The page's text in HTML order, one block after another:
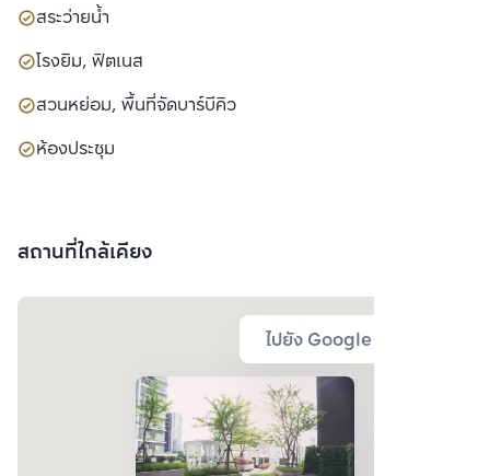
สระว่ายน้ำ
โรงยิม, ฟิตเนส
สวนหย่อม, พื้นที่จัดบาร์บีคิว
ห้องประชุม
สถานที่ใกล้เคียง
ไปยัง Google Map